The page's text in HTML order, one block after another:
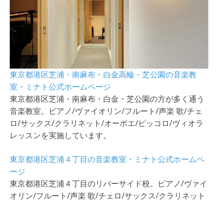
東京都港区芝浦・南麻布・白金高輪・芝公園の音楽教
室・ミナト公式ホームページ
東京都港区芝浦・南麻布・白金・芝公園の方が多く通う
音楽教室。ピアノ/ヴァイオリン/フルート/声楽 歌/チェ
ロ/サックス/クラリネット/オーボエ/ピッコロ/ヴィオラ
レッスンを実施しています。
東京都港区芝浦４丁目の音楽教室・ミナト公式ホームペ
ージ
東京都港区芝浦４丁目のリバーサイド校。ピアノ/ヴァイ
オリン/フルート/声楽 歌/チェロ/サックス/クラリネット